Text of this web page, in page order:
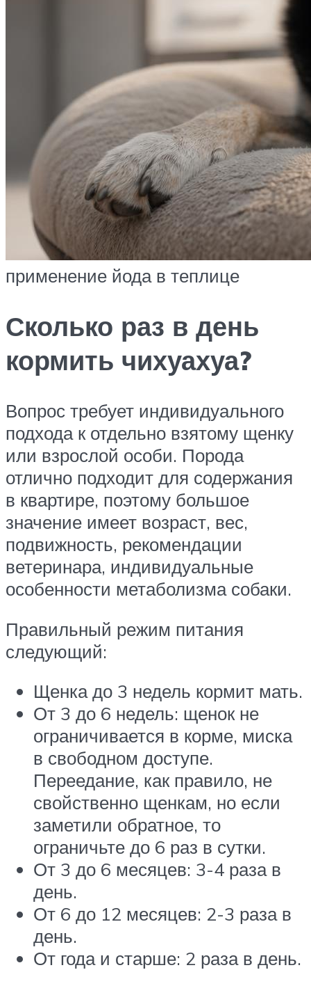
применение йода в теплице
Сколько раз в день
кормить чихуахуа?
Вопрос требует индивидуального
подхода к отдельно взятому щенку
или взрослой особи. Порода
отлично подходит для содержания
в квартире, поэтому большое
значение имеет возраст, вес,
подвижность, рекомендации
ветеринара, индивидуальные
особенности метаболизма собаки.
Правильный режим питания
следующий:
Щенка до 3 недель кормит мать.
От 3 до 6 недель: щенок не
ограничивается в корме, миска
в свободном доступе.
Переедание, как правило, не
свойственно щенкам, но если
заметили обратное, то
ограничьте до 6 раз в сутки.
От 3 до 6 месяцев: 3-4 раза в
день.
От 6 до 12 месяцев: 2-3 раза в
день.
От года и старше: 2 раза в день.